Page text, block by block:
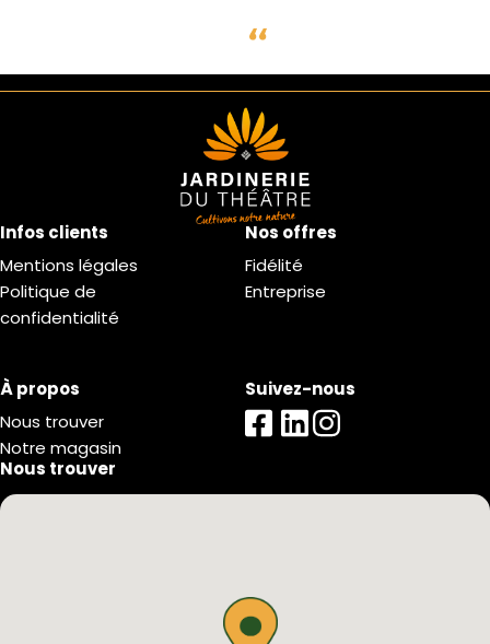
Infos clients
Mentions légales
Politique de
confidentialité
Nos offres
Fidélité
Entreprise
À propos
Nous trouver
Notre magasin
Suivez-nous
Nous trouver